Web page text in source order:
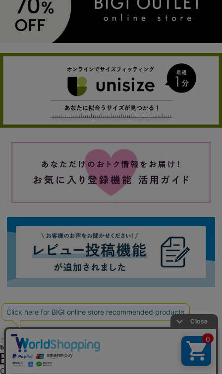
ご利用ガイド よくある質問 お問い合わせ 個人情報保護方針
特定商
取引法に基づく表記
OFFICIAL SNS